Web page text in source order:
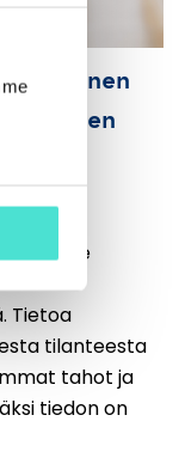
vain
Tietoa
tilanteesta
tahot ja
tiedon on